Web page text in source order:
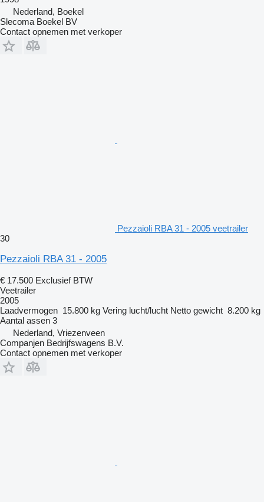
Nederland, Boekel
Slecoma Boekel BV
Contact opnemen met verkoper
Pezzaioli RBA 31 - 2005 veetrailer
30
Pezzaioli RBA 31 - 2005
€ 17.500 Exclusief BTW
Veetrailer
2005
Laadvermogen 15.800 kg Vering lucht/lucht Netto gewicht 8.200 kg
Aantal assen 3
Nederland, Vriezenveen
Companjen Bedrijfswagens B.V.
Contact opnemen met verkoper